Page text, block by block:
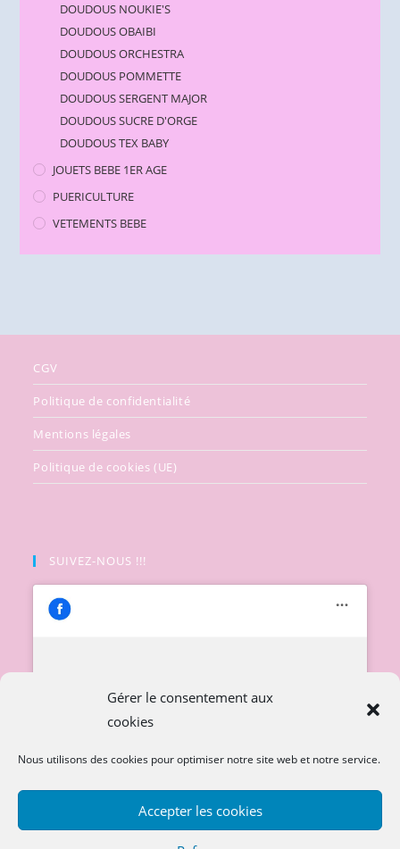
Gérer le consentement aux
cookies
Nous utilisons des cookies pour optimiser notre site web et notre service.
Accepter les cookies
DOUDOUS NOUKIE'S
DOUDOUS OBAIBI
DOUDOUS ORCHESTRA
DOUDOUS POMMETTE
DOUDOUS SERGENT MAJOR
DOUDOUS SUCRE D'ORGE
DOUDOUS TEX BABY
JOUETS BEBE 1ER AGE
PUERICULTURE
VETEMENTS BEBE
CGV
Politique de confidentialité
Mentions légales
Politique de cookies (UE)
SUIVEZ-NOUS !!!
Cliquez pour accepter les cookies
marketing et activer ce contenu